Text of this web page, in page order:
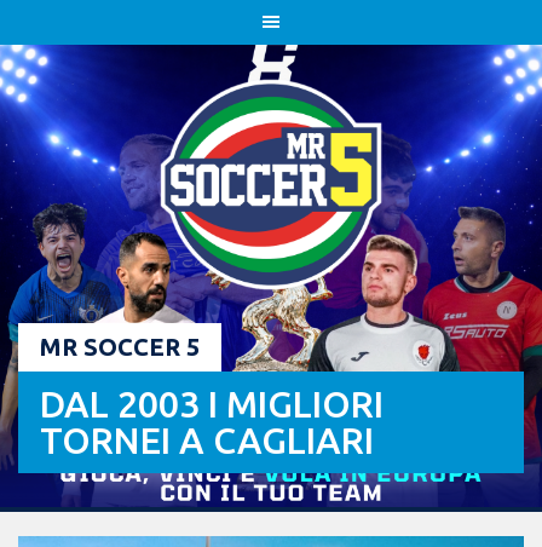
to
content
MR SOCCER 5
DAL 2003 I MIGLIORI
TORNEI A CAGLIARI